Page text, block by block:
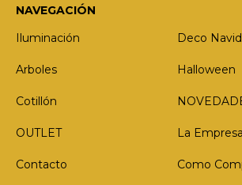
NAVEGACIÓN
Iluminación
Deco
Arboles Halloween
Cotillón
OUTLET La Empresa
Contacto Como